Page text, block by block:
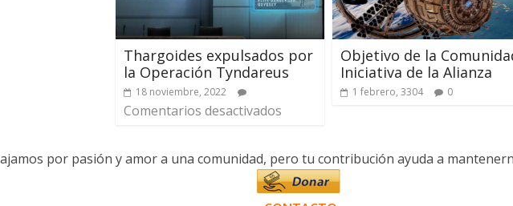
Thargoides expulsados por
la Operación Tyndareus
18 noviembre, 2022
Comentarios desactivados
Objetivo de la
Iniciativa de la Alianza
1 febrero, 3304 0
por pasión y amor a una comunidad, pero tu contribución ayuda a